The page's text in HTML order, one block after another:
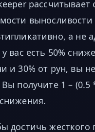
выносливости
а не
у вас есть 50%
и 30% от рун, вы
Вы получите 1 – (0.5
достичь жесткого